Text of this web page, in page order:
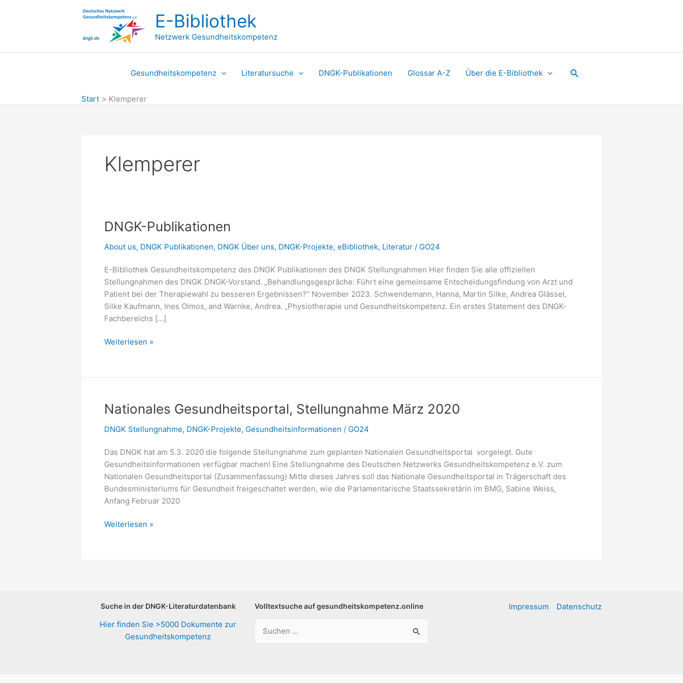
E-Bibliothek
Netzwerk Gesundheitskompetenz
Gesundheitskompetenz Literatursuche DNGK-Publikationen Glossar A-Z Über die E-Bibliothek Suchen
Start Klemperer
Klemperer
DNGK-Publikationen
About us, DNGK Publikationen, DNGK Über uns, DNGK-Projekte, eBibliothek, Literatur / GO24
E-Bibliothek Gesundheitskompetenz des DNGK Publikationen des DNGK Stellungnahmen Hier finden Sie alle offiziellen
Stellungnahmen des DNGK DNGK-Vorstand. „Behandlungsgespräche: Führt eine gemeinsame Entscheidungsfindung von Arzt und
Patient bei der Therapiewahl zu besseren Ergebnissen?“ November 2023. Schwendemann, Hanna, Martin Silke, Andrea Glässel,
Silke Kaufmann, Ines Olmos, and Warnke, Andrea. „Physiotherapie und Gesundheitskompetenz. Ein erstes Statement des DNGK-
Fachbereichs […]
DNGK-
Weiterlesen »
Nationales Gesundheitsportal, Stellungnahme März 2020
DNGK Stellungnahme, DNGK-Projekte, Gesundheitsinformationen / GO24
Das DNGK hat am 5.3. 2020 die folgende Stellungnahme zum geplanten Nationalen Gesundheitsportal vorgelegt. Gute
Gesundheitsinformationen verfügbar machen! Eine Stellungnahme des Deutschen Netzwerks Gesundheitskompetenz e.V. zum
Nationalen Gesundheitsportal (Zusammenfassung) Mitte dieses Jahres soll das Nationale Gesundheitsportal in Trägerschaft des
Bundesministeriums für Gesundheit freigeschaltet werden, wie die Parlamentarische Staatssekretärin im BMG, Sabine Weiss,
Anfang Februar 2020
Nationales
Weiterlesen »
Suche in der DNGK-Literaturdatenbank
Hier finden Sie >5000 Dokumente zur
Gesundheitskompetenz
Volltextsuche auf gesundheitskompetenz.online
nach:
Impressum Datenschutz